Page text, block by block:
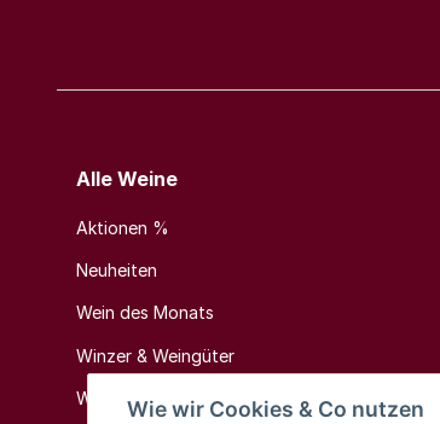
Wie wir Cookies & Co nutzen
Alle Weine
Aktionen %
Neuheiten
Wein des Monats
Winzer & Weingüter
Weinländer & Weinregionen